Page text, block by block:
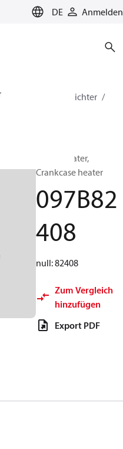
DE Anmelden
Verdichter
BOCK, Heater,
Crankcase heater
097B82
408
null: 82408
Zum Vergleich
hinzufügen
Export PDF